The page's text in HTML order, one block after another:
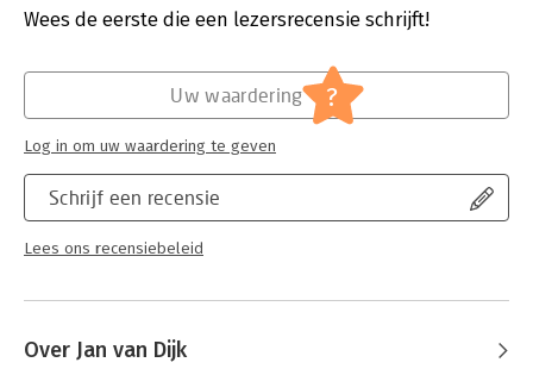
Uitgever:
Sdu
Juridisch
Wees de eerste die een lezersrecensie schrijft!
Schrijf een recensie
Lees ons recensiebeleid
Uw waardering ?
Log in om uw waardering te geven
Over Jan van Dijk